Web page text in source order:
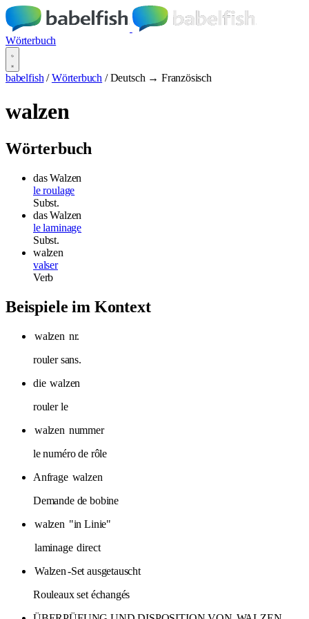
Wörterbuch
babelfish / Wörterbuch / Deutsch → Französisch
walzen
Wörterbuch
das Walzen
le roulage
Subst.
das Walzen
le laminage
Subst.
walzen
valser
Verb
Beispiele im Kontext
walzen nr.
rouler sans.
die walzen
rouler le
walzen nummer
le numéro de rôle
Anfrage walzen
Demande de bobine
walzen "in Linie"
laminage direct
Walzen-Set ausgetauscht
Rouleaux set échangés